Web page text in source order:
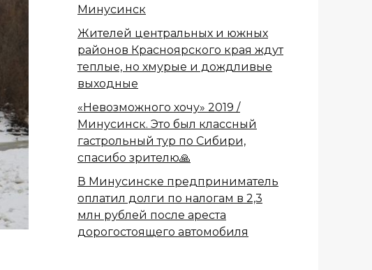
Минусинск
Жителей центральных и южных
районов Красноярского края ждут
теплые, но хмурые и дождливые
выходные
«Невозможного хочу» 2019 /
Минусинск. Это был классный
гастрольный тур по Сибири,
спасибо зрителю🙏
В Минусинске предприниматель
оплатил долги по налогам в 2,3
млн рублей после ареста
дорогостоящего автомобиля